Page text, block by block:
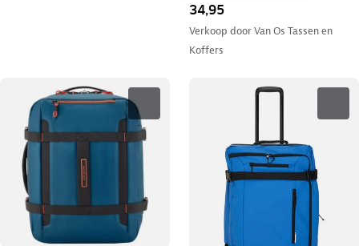
34,95
Verkoop doorVan Os Tassen en
Koffers